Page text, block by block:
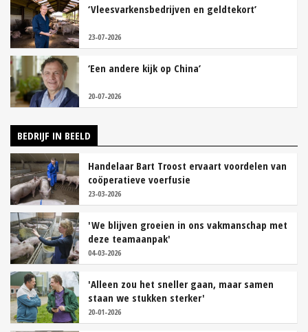
‘Vleesvarkensbedrijven en geldtekort’
23-07-2026
‘Een andere kijk op China’
20-07-2026
BEDRIJF IN BEELD
Handelaar Bart Troost ervaart voordelen van
coöperatieve voerfusie
23-03-2026
'We blijven groeien in ons vakmanschap met
deze teamaanpak'
04-03-2026
'Alleen zou het sneller gaan, maar samen
staan we stukken sterker'
20-01-2026